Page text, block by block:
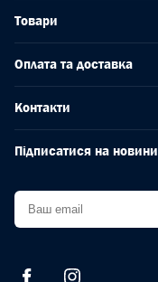
Товари
Оплата та доставка
Контакти
Підписатися на новини